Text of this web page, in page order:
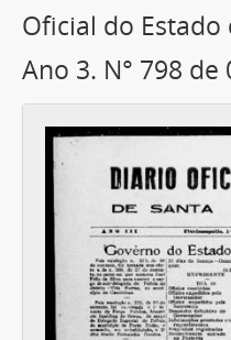
Oficial do Estado
Ano 3. N° 798 de